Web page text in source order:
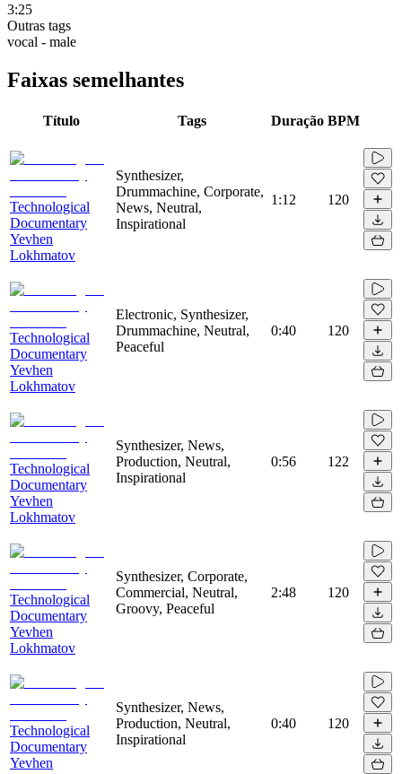
3:25
Outras tags
vocal - male
Faixas semelhantes
Título Tags Duração BPM
Technological
Documentary
Yevhen
Lokhmatov
Synthesizer,
Drummachine, Corporate,
News, Neutral,
Inspirational
1:12 120
Technological
Documentary
Yevhen
Lokhmatov
Electronic, Synthesizer,
Drummachine, Neutral,
Peaceful
0:40 120
Technological
Documentary
Yevhen
Lokhmatov
Synthesizer, News,
Production, Neutral,
Inspirational
0:56 122
Technological
Documentary
Yevhen
Lokhmatov
Synthesizer, Corporate,
Commercial, Neutral,
Groovy, Peaceful
2:48 120
Technological
Documentary
Yevhen
Synthesizer, News,
Production, Neutral,
Inspirational
0:40 120